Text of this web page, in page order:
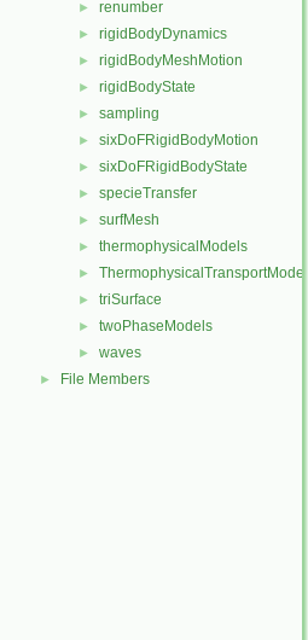
► renumber
► rigidBodyDynamics
► rigidBodyMeshMotion
► rigidBodyState
► sampling
► sixDoFRigidBodyMotion
► sixDoFRigidBodyState
► specieTransfer
► surfMesh
► thermophysicalModels
► ThermophysicalTransportModels
► triSurface
► twoPhaseModels
► waves
► File Members